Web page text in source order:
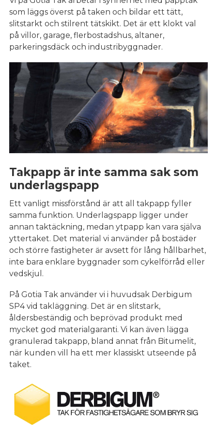
som läggs överst på taken och bildar ett tätt,
slitstarkt och stilrent tätskikt. Det är ett klokt val
på villor, garage, flerbostadshus, altaner,
parkeringsdäck och industribyggnader.
Takpapp är inte samma sak som
underlagspapp
Ett vanligt missförstånd är att all takpapp fyller
samma funktion. Underlagspapp ligger under
annan taktäckning, medan ytpapp kan vara själva
yttertaket. Det material vi använder på bostäder
och större fastigheter är avsett för lång hållbarhet,
inte bara enklare byggnader som cykelförråd eller
vedskjul.
På Gotia Tak använder vi i huvudsak Derbigum
SP4 vid takläggning. Det är en slitstark,
åldersbeständig och beprövad produkt med
mycket god materialgaranti. Vi kan även lägga
granulerad takpapp, bland annat från Bitumelit,
när kunden vill ha ett mer klassiskt utseende på
taket.